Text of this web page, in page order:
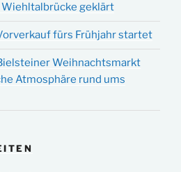
Wiehltalbrücke geklärt
fürs Frühjahr startet
Weihnachtsmarkt
Atmosphäre rund ums